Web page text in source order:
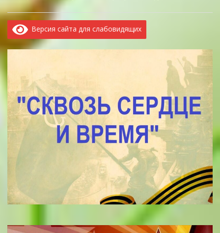
Версия сайта для слабовидящих